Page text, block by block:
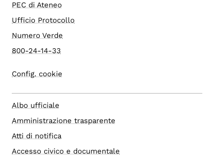
PEC di Ateneo
Ufficio Protocollo
Numero Verde
800-24-14-33
Config. cookie
Albo ufficiale
Amministrazione trasparente
Atti di notifica
Accesso civico e documentale